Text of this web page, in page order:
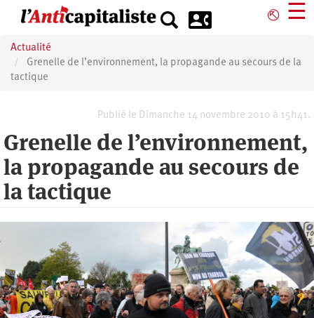
principal
⎋ ☰
Actualité
Grenelle de l’environnement, la propagande au secours de la
tactique
Publié le Dimanche 14 novembre 2010 à 15h41.
Grenelle de l’environnement,
la propagande au secours de
la tactique